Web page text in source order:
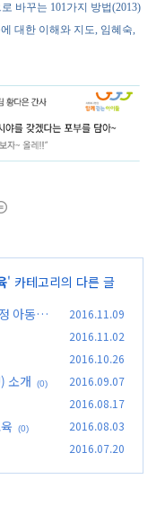
바꾸는 101가지 방법(2013)
대한 이해와 지도, 임혜숙,
' 카테고리의 다른 글
아동의
2016.11.09
2016.11.02
2016.10.26
소개 (0) 2016.09.07
2016.08.17
(0) 2016.08.03
2016.07.20